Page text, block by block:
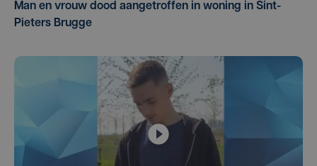
Man en vrouw dood aangetroffen in woning in Sint-
Pieters Brugge